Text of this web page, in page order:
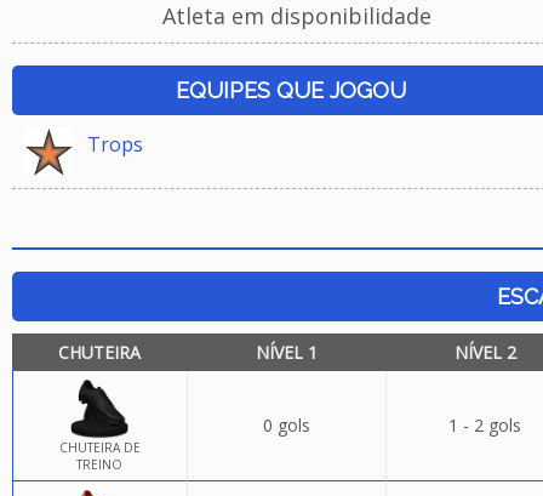
Atleta em disponibilidade
EQUIPES QUE JOGOU
Trops
CHUTEIRA NÍVEL 1 NÍVEL 2
CHUTEIRA DE
TREINO
0 gols 1 - 2 gols